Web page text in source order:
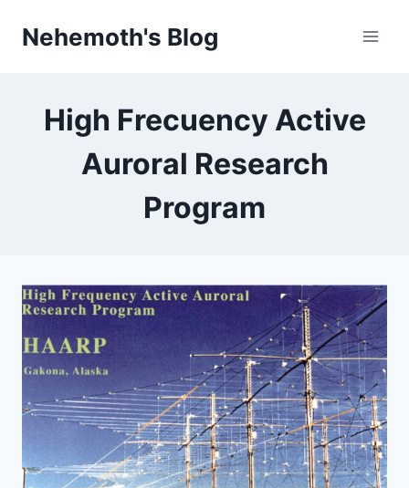
Nehemoth's Blog
High Frecuency Active
Auroral Research
Program